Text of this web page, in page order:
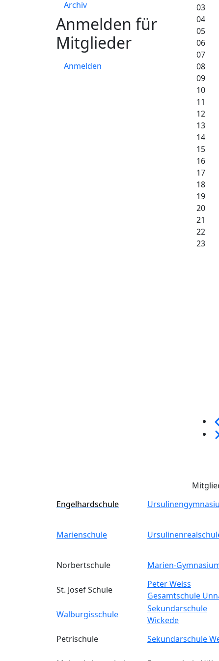
03
04
05
06
07
08
09
10
11
12
13
14
15
16
17
18
19
20
21
22
23
Archiv
Anmelden für
Mitglieder
Anmelden
Engelhardschule
Marienschule
Norbertschule Marien-
St. Josef Schule
Peter Weiss
Gesamtschule
Walburgisschule
Sekundarschule
Wickede
Petrischule
Sekundarschule